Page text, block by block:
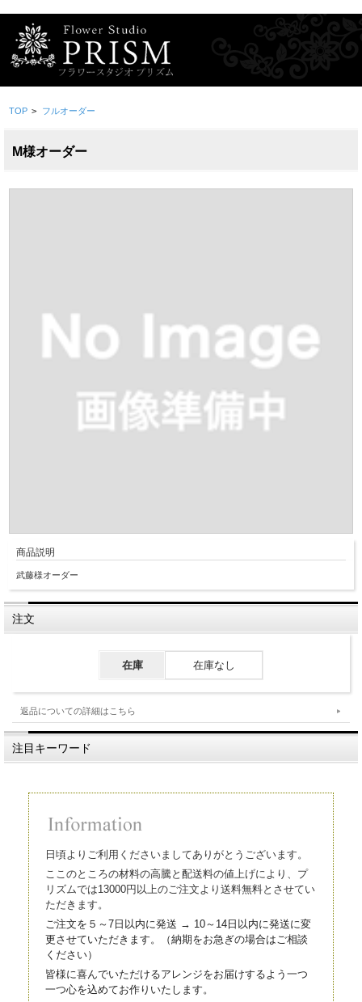
TOP > フルオーダー
M様オーダー
商品説明
武藤様オーダー
注文
在庫 在庫なし
返品についての詳細はこちら
注目キーワード
日頃よりご利用くださいましてありがとうございます。
ここのところの材料の高騰と配送料の値上げにより、プ
リズムでは13000円以上のご注文より送料無料とさせてい
ただきます。
ご注文を５～7日以内に発送 → 10～14日以内に発送に変
更させていただきます。（納期をお急ぎの場合はご相談
ください）
皆様に喜んでいただけるアレンジをお届けするよう一つ
一つ心を込めてお作りいたします。